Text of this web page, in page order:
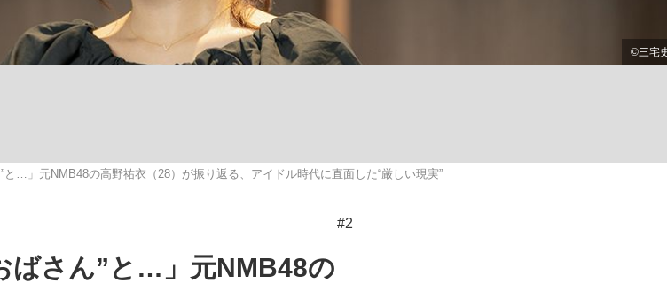
「最悪の空気のまま解散」WBC日本代表“敗戦”の真実 選手が明かす...
と…」元NMB48の高野祐衣（28）が振り返る、アイドル時代に直面した“厳しい現実”
#2
ばさん”と…」元NMB48の